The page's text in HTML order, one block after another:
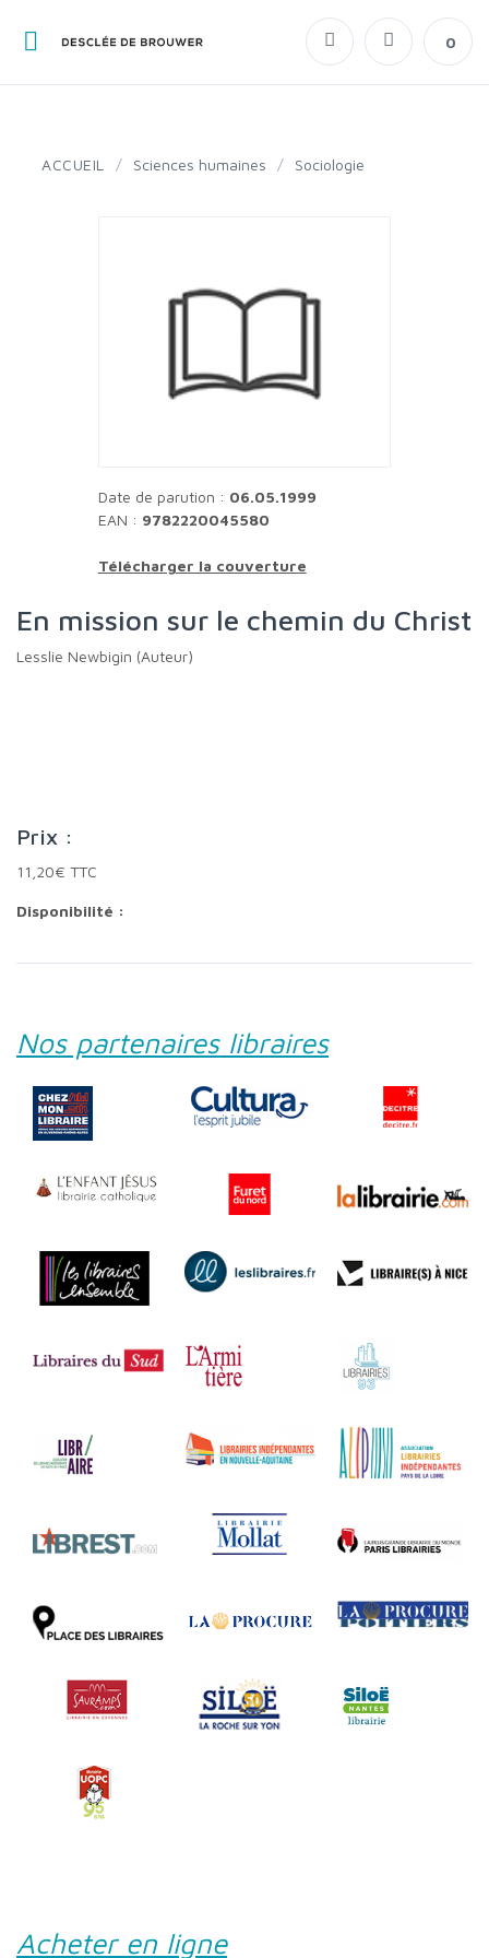
0
ACCUEIL / Sciences humaines / Sociologie
Date de parution : 06.05.1999
EAN : 9782220045580
Télécharger la couverture
En mission sur le chemin du Christ
Lesslie Newbigin (Auteur)
Prix :
11,20€ TTC
Disponibilité :
Nos partenaires libraires
Acheter en ligne